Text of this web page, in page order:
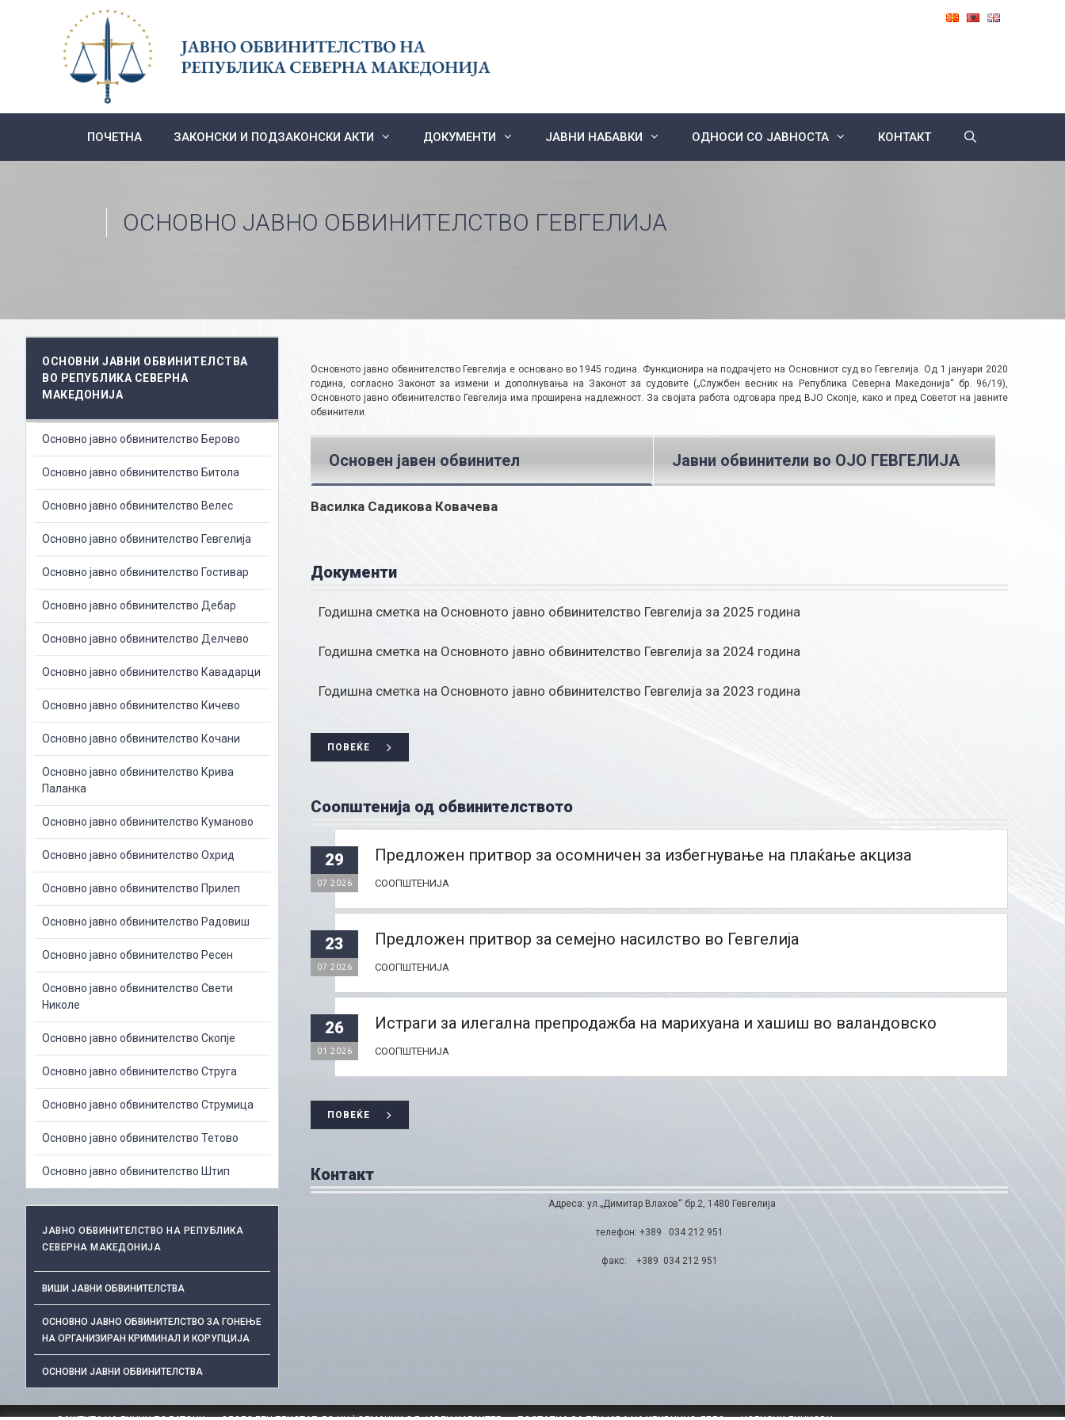
ПОЧЕТНА ЗАКОНСКИ И ПОДЗАКОНСКИ АКТИ ДОКУМЕНТИ ЈАВНИ НАБАВКИ ОДНОСИ СО ЈАВНОСТА КОНТАКТ
ОСНОВНО ЈАВНО ОБВИНИТЕЛСТВО ГЕВГЕЛИЈА
Основното јавно обвинителство Гевгелија е основано во 1945 година. Функционира на подрачјето на Основниот суд во Гевгелија. Од 1 јануари 2020
година, согласно Законот за измени и дополнувања на Законот за судовите („Службен весник на Република Северна Македонија“ бр. 96/19),
Основното јавно обвинителство Гевгелија има проширена надлежност. За својата работа одговара пред ВЈО Скопје, како и пред Советот на јавните
обвинители.
Основен јавен обвинител Јавни обвинители во ОЈО ГЕВГЕЛИЈА
Василка Садикова Ковачева
Документи
Годишна сметка на Основното јавно обвинителство Гевгелија за 2025 година
Годишна сметка на Основното јавно обвинителство Гевгелија за 2024 година
Годишна сметка на Основното јавно обвинителство Гевгелија за 2023 година
ПОВЕЌЕ
Соопштенија од обвинителството
29
07 2026
Предложен притвор за осомничен за избегнување на плаќање акциза
СООПШТЕНИЈА
23
07 2026
Предложен притвор за семејно насилство во Гевгелија
СООПШТЕНИЈА
26
01 2026
Истраги за илегална препродажба на марихуана и хашиш во валандовско
СООПШТЕНИЈА
ПОВЕЌЕ
Контакт
Адреса: ул.„Димитар Влахов“ бр.2, 1480 Гевгелија
телефон: +389 034 212 951
факс: +389 034 212 951
ОСНОВНИ ЈАВНИ ОБВИНИТЕЛСТВА
ВО РЕПУБЛИКА СЕВЕРНА
МАКЕДОНИЈА
Основно јавно обвинителство Берово
Основно јавно обвинителство Битола
Основно јавно обвинителство Велес
Основно јавно обвинителство Гевгелија
Основно јавно обвинителство Гостивар
Основно јавно обвинителство Дебар
Основно јавно обвинителство Делчево
Основно јавно обвинителство Кавадарци
Основно јавно обвинителство Кичево
Основно јавно обвинителство Кочани
Основно јавно обвинителство Крива
Паланка
Основно јавно обвинителство Куманово
Основно јавно обвинителство Охрид
Основно јавно обвинителство Прилеп
Основно јавно обвинителство Радовиш
Основно јавно обвинителство Ресен
Основно јавно обвинителство Свети
Николе
Основно јавно обвинителство Скопје
Основно јавно обвинителство Струга
Основно јавно обвинителство Струмица
Основно јавно обвинителство Тетово
Основно јавно обвинителство Штип
ЈАВНО ОБВИНИТЕЛСТВО НА РЕПУБЛИКА
СЕВЕРНА МАКЕДОНИЈА
ВИШИ ЈАВНИ ОБВИНИТЕЛСТВА
ОСНОВНО ЈАВНО ОБВИНИТЕЛСТВО ЗА ГОНЕЊЕ
НА ОРГАНИЗИРАН КРИМИНАЛ И КОРУПЦИЈА
ОСНОВНИ ЈАВНИ ОБВИНИТЕЛСТВА